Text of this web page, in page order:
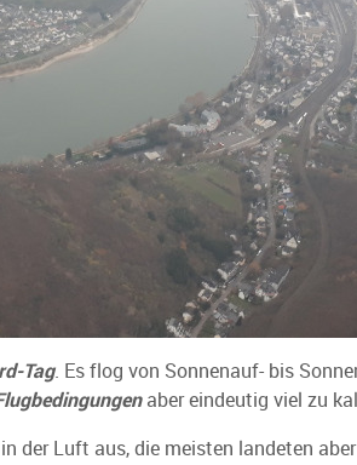
Tag. Es flog von Sonnenauf- bis
aber eindeutig viel zu
der Luft aus, die meisten landeten